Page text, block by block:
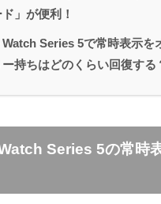
」が便利！
Series 5で常時表示を
ー持ちはどのくらい回復する
Series 5の常時